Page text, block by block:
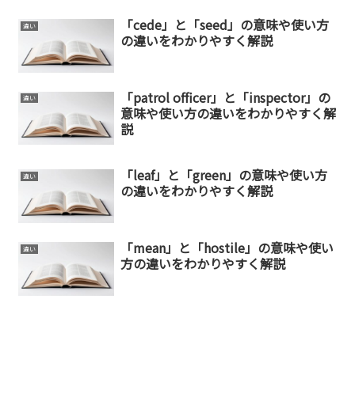
違い
「cede」と「seed」の意味や使い方
の違いをわかりやすく解説
違い
「patrol officer」と「inspector」の
意味や使い方の違いをわかりやすく解
説
違い
「leaf」と「green」の意味や使い方
の違いをわかりやすく解説
違い
「mean」と「hostile」の意味や使い
方の違いをわかりやすく解説